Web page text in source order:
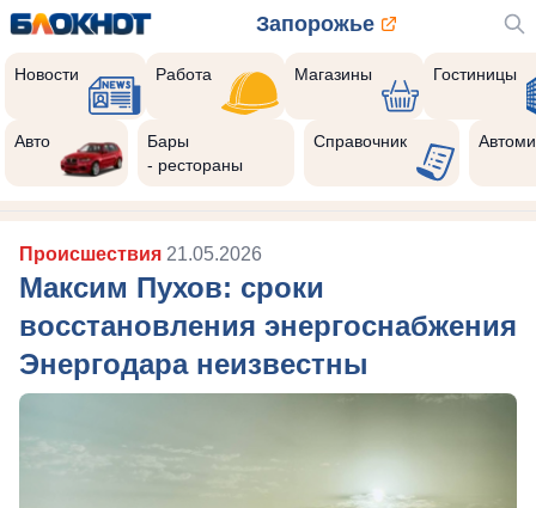
Запорожье
Новости Работа Магазины Гостиницы
Авто
Бары
- рестораны
Справочник
Происшествия 21.05.2026
Максим Пухов: сроки
восстановления энергоснабжения
Энергодара неизвестны